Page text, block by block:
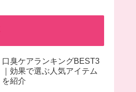
口臭ケアランキングBEST3
｜効果で選ぶ人気アイテム
を紹介